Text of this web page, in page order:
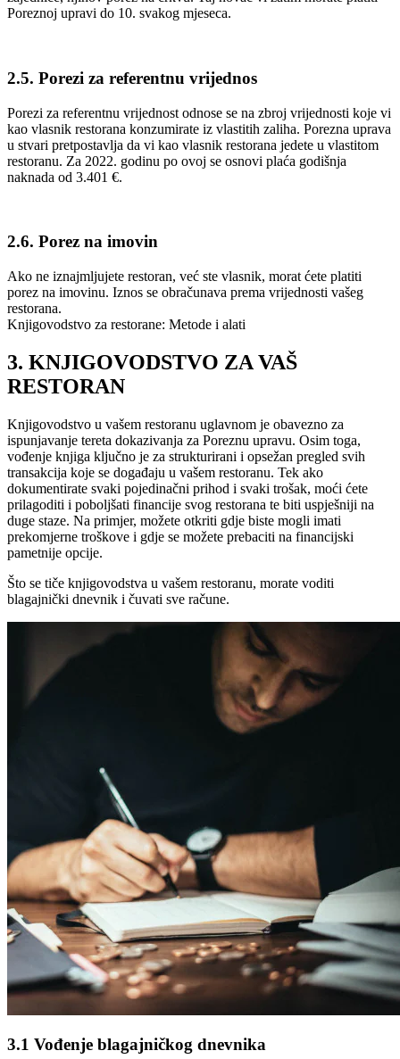
Poreznoj upravi do 10. svakog mjeseca.
2.5. Porezi za referentnu vrijednos
Porezi za referentnu vrijednost odnose se na zbroj vrijednosti koje vi
kao vlasnik restorana konzumirate iz vlastitih zaliha. Porezna uprava
u stvari pretpostavlja da vi kao vlasnik restorana jedete u vlastitom
restoranu. Za 2022. godinu po ovoj se osnovi plaća godišnja
naknada od 3.401 €.
2.6. Porez na imovin
Ako ne iznajmljujete restoran, već ste vlasnik, morat ćete platiti
porez na imovinu. Iznos se obračunava prema vrijednosti vašeg
restorana.
Knjigovodstvo za restorane: Metode i alati
3. KNJIGOVODSTVO ZA VAŠ
RESTORAN
Knjigovodstvo u vašem restoranu uglavnom je obavezno za
ispunjavanje tereta dokazivanja za Poreznu upravu. Osim toga,
vođenje knjiga ključno je za strukturirani i opsežan pregled svih
transakcija koje se događaju u vašem restoranu. Tek ako
dokumentirate svaki pojedinačni prihod i svaki trošak, moći ćete
prilagoditi i poboljšati financije svog restorana te biti uspješniji na
duge staze. Na primjer, možete otkriti gdje biste mogli imati
prekomjerne troškove i gdje se možete prebaciti na financijski
pametnije opcije.
Što se tiče knjigovodstva u vašem restoranu, morate voditi
blagajnički dnevnik i čuvati sve račune.
3.1 Vođenje blagajničkog dnevnika